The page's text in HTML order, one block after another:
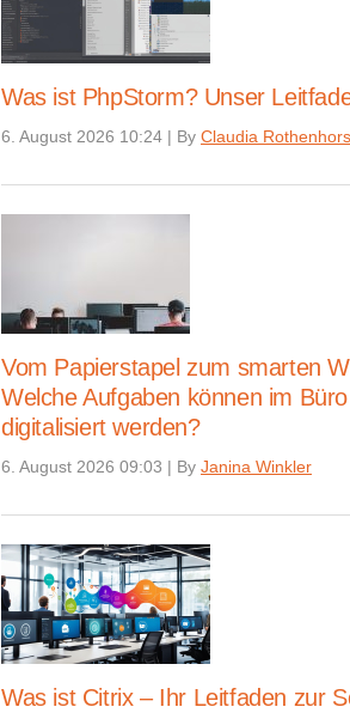
Was ist PhpStorm? Unser
6. August 2026 10:24 | By Claudia
Vom Papierstapel zum smarten
Welche Aufgaben können im Büro
digitalisiert werden?
6. August 2026 09:03 | By Janina Winkler
Was ist Citrix – Ihr Leitfaden zur